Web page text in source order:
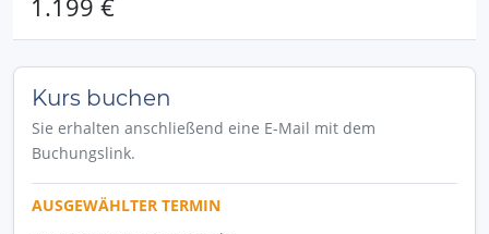
1.199 €
Kurs buchen
Sie erhalten anschließend eine E-Mail mit dem
Buchungslink.
AUSGEWÄHLTER TERMIN